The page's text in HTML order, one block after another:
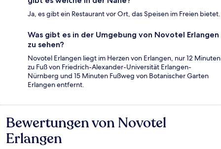
Ja, es gibt ein Restaurant vor Ort, das Speisen im Freien bietet.
Was gibt es in der Umgebung von Novotel Erlangen
zu sehen?
Novotel Erlangen liegt im Herzen von Erlangen, nur 12 Minuten
zu Fuß von Friedrich-Alexander-Universität Erlangen-
Nürnberg und 15 Minuten Fußweg von Botanischer Garten
Erlangen entfernt.
Bewertungen
Bewertungen von Novotel
Erlangen